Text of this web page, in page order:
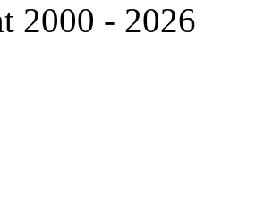
2000 - 2026